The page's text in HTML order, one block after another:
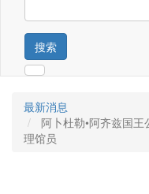
搜索
最新消息
阿卜杜勒•阿齐兹国
理馆员